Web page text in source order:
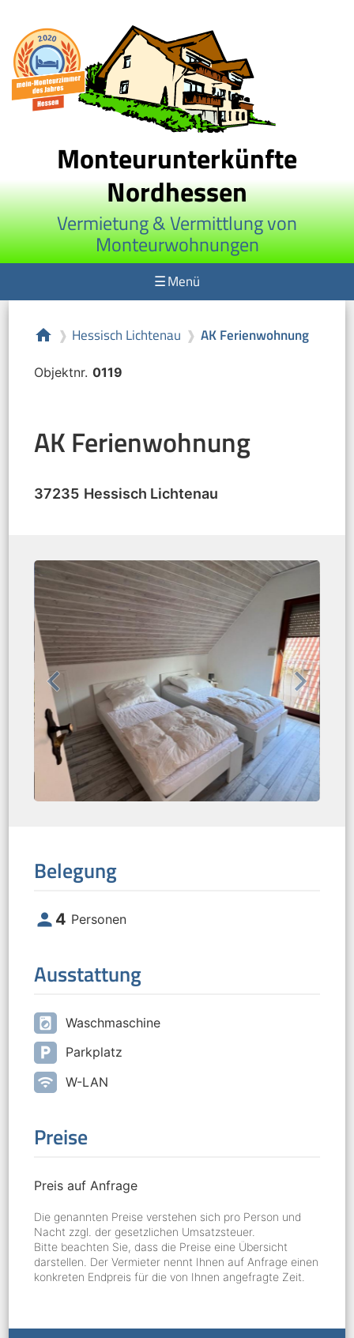
Monteurunterkünfte
Nordhessen
Vermietung & Vermittlung von
Monteurwohnungen
☰Menü
home ❱ Hessisch Lichtenau ❱ AK Ferienwohnung
Objektnr. 0119
AK Ferienwohnung
37235 Hessisch Lichtenau
Belegung
person 4 Personen
Ausstattung
local_laundry_service Waschmaschine
local_parking Parkplatz
wifi W-LAN
Preise
Preis auf Anfrage
Die genannten Preise verstehen sich pro Person und
Nacht zzgl. der gesetzlichen Umsatzsteuer.
Bitte beachten Sie, dass die Preise eine Übersicht
darstellen. Der Vermieter nennt Ihnen auf Anfrage einen
konkreten Endpreis für die von Ihnen angefragte Zeit.